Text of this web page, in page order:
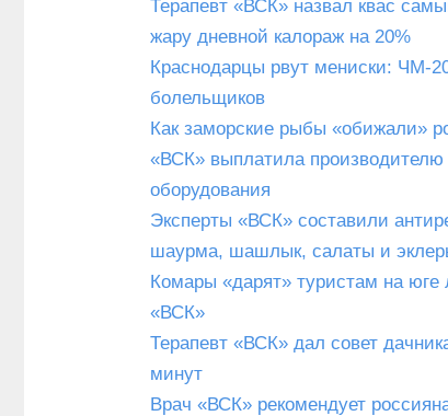
Терапевт «ВСК» назвал квас
жару дневной калораж на 20%
Краснодарцы рвут мениски: ЧМ-
болельщиков
Как заморские рыбы «обижали»
«ВСК» выплатила
оборудования
Эксперты «ВСК» составили
шаурма, шашлык, салаты и
Комары «дарят» туристам на юге
«ВСК»
Терапевт «ВСК» дал совет
минут
Врач «ВСК» рекомендует